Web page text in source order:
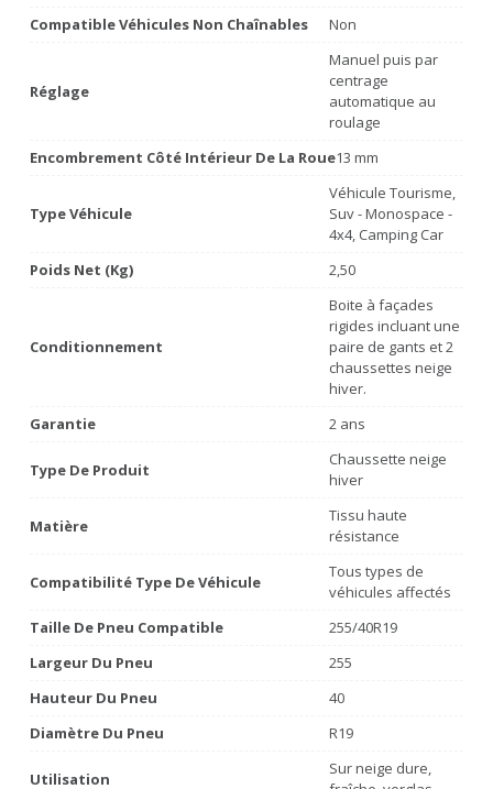
Compatible Véhicules Non Chaînables
Non
Réglage
Manuel puis par
centrage
automatique au
roulage
Encombrement Côté Intérieur De La Roue13 mm
Type Véhicule
Véhicule Tourisme,
Suv - Monospace -
4x4, Camping Car
Poids Net (Kg)
2,50
Conditionnement
Boite à façades
rigides incluant une
paire de gants et 2
chaussettes neige
hiver.
Garantie
2 ans
Type De Produit
Chaussette neige
hiver
Matière
Tissu haute
résistance
Compatibilité Type De Véhicule
Tous types de
véhicules affectés
Taille De Pneu Compatible
255/40R19
Largeur Du Pneu
255
Hauteur Du Pneu
40
Diamètre Du Pneu
R19
Utilisation
Sur neige dure,